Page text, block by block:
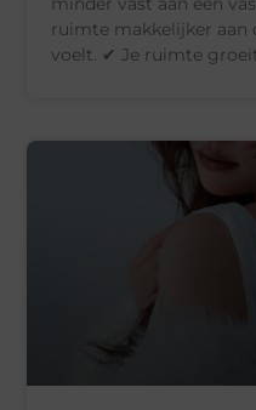
ruimte makkelijker
voelt. ✔ Je ruimte